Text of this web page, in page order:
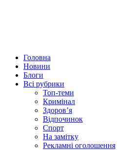
Головна
Новини
Блоги
Всі рубрики
Топ-теми
Кримінал
Здоров’я
Відпочинок
Спорт
На замітку
Рекламні оголошення